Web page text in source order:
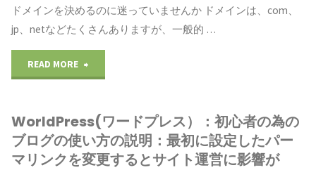
グ
で、
業
の
方
ワ
ー
の
の
使
ドメインを決めるのに迷っていませんか ドメインは、com、
jp、netなどたくさんありますが、一般的 …
READ MORE
ド
プ
WorldPress(ワードプレス）：初心者の為の
ブログの使い方の説明：最初に設定したパー
マリンクを変更するとサイト運営に影響が